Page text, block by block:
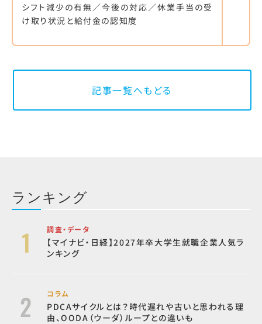
シフト減少の有無／今後の対応／休業手当の受
け取り状況と給付金の認知度
記事一覧へもどる
ランキング
調査・データ
【マイナビ・日経】2027年卒大学生就職企業人気ラ
ンキング
コラム
PDCAサイクルとは？時代遅れや古いと思われる理
由、OODA（ウーダ）ループとの違いも